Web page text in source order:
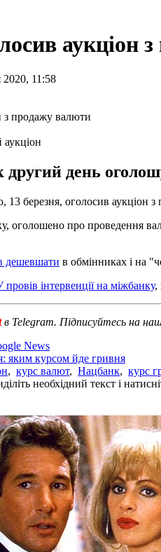
аукціон
11:58
день
березня, оголосив аукціон
оголошено про проведення
дешевшати в обмінниках і на
інтервенції на міжбанку,
в Telegram. Підписуйтесь на
News
яким курсом йде гривня
, курс валют, Нацбанк, курс
необхідний текст і